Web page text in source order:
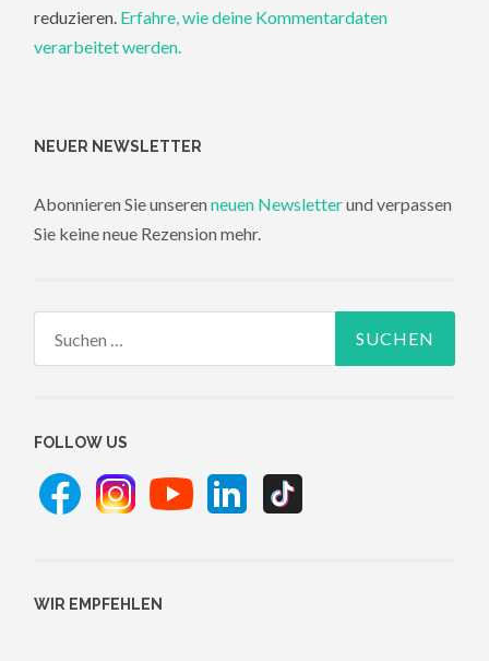
reduzieren. Erfahre, wie deine Kommentardaten
verarbeitet werden.
NEUER NEWSLETTER
Abonnieren Sie unserenneuen Newsletterund verpassen
Sie keine neue Rezension mehr.
FOLLOW US
WIR EMPFEHLEN